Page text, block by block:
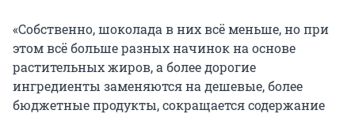
«Собственно, шоколада в них всё меньше, но при
этом всё больше разных начинок на основе
растительных жиров, а более дорогие
ингредиенты заменяются на дешевые, более
бюджетные продукты, сокращается содержание